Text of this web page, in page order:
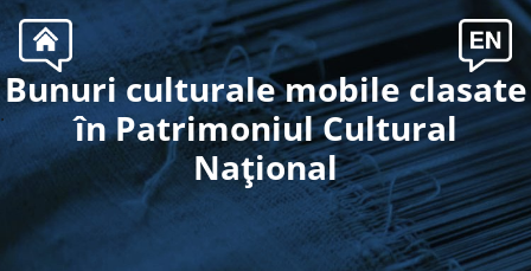
.
Bunuri culturale mobile clasate
în Patrimoniul Cultural
Naţional